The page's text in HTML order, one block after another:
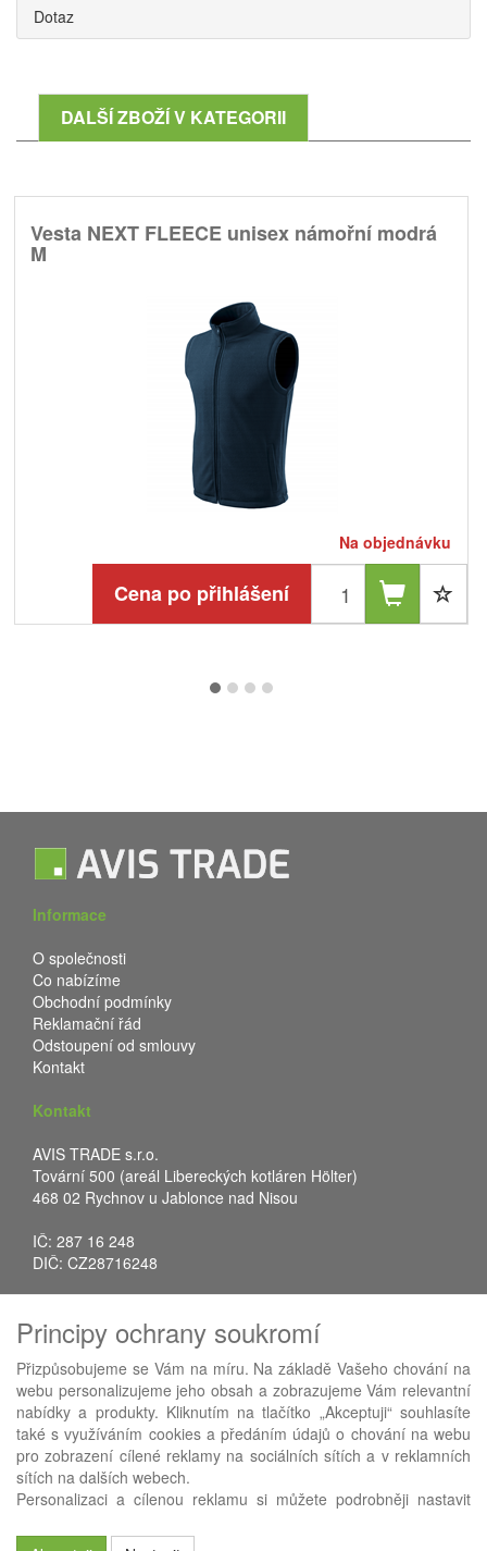
Dotaz
DALŠÍ ZBOŽÍ V KATEGORII
Vesta NEXT FLEECE unisex námořní modrá
M
Na objednávku
Cena po přihlášení
Informace
O společnosti
Co nabízíme
Obchodní podmínky
Reklamační řád
Odstoupení od smlouvy
Kontakt
Kontakt
AVIS TRADE s.r.o.
Tovární 500 (areál Libereckých kotláren Hölter)
468 02 Rychnov u Jablonce nad Nisou
IČ: 287 16 248
DIČ: CZ28716248
Fax: +420 483 034 590
E-mail:info@avistrade.cz
Web:www.avistrade.cz
Používáme ABRA eShop- nejlepší řešení e-commerce pro náš
Principy ochrany soukromí
Přizpůsobujeme se Vám na míru. Na základě Vašeho chování na
webu personalizujeme jeho obsah a zobrazujeme Vám relevantní
nabídky a produkty. Kliknutím na tlačítko „Akceptuji“ souhlasíte
také s využíváním cookies a předáním údajů o chování na webu
pro zobrazení cílené reklamy na sociálních sítích a v reklamních
sítích na dalších webech.
Personalizaci a cílenou reklamu si můžete podrobněji nastavit